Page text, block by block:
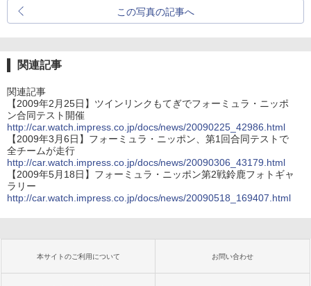
この写真の記事へ
関連記事
関連記事
【2009年2月25日】ツインリンクもてぎでフォーミュラ・ニッポ
ン合同テスト開催
http://car.watch.impress.co.jp/docs/news/20090225_42986.html
【2009年3月6日】フォーミュラ・ニッポン、第1回合同テストで
全チームが走行
http://car.watch.impress.co.jp/docs/news/20090306_43179.html
【2009年5月18日】フォーミュラ・ニッポン第2戦鈴鹿フォトギャ
ラリー
http://car.watch.impress.co.jp/docs/news/20090518_169407.html
本サイトのご利用について お問い合わせ